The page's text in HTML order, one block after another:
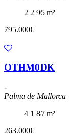
2 2 95 m²
795.000€
OTHM0DK
-
Palma de Mallorca
4 1 87 m²
263.000€